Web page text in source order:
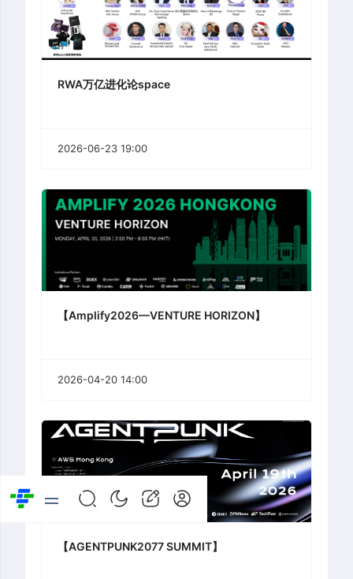
RWA万亿进化论space
2026-06-23 19:00
【Amplify2026—VENTURE HORIZON】
2026-04-20 14:00
【AGENTPUNK2077 SUMMIT】